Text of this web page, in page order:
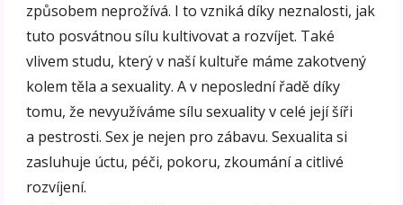
způsobem neprožívá. I to vzniká díky neznalosti, jak
tuto posvátnou sílu kultivovat a rozvíjet. Také
vlivem studu, který v naší kultuře máme zakotvený
kolem těla a sexuality. A v neposlední řadě díky
tomu, že nevyužíváme sílu sexuality v celé její šíři
a pestrosti. Sex je nejen pro zábavu. Sexualita si
zasluhuje úctu, péči, pokoru, zkoumání a citlivé
rozvíjení.